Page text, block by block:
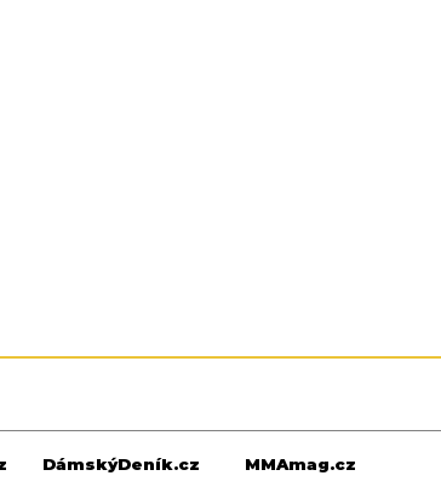
DámskýDeník.cz
MMAmag.cz